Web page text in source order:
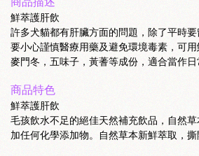
鮮萃護肝飲
許多犬貓都有肝臟方面的問題，除了平時
要小心謹慎醫療用藥及避免環境毒素，可
麥門冬，五味子，黃蓍等成份，適合當作日
商品特色
鮮萃護肝飲
毛孩飲水不足的絕佳天然補充飲品，自然
加任何化學添加物。自然草本新鮮萃取，撕